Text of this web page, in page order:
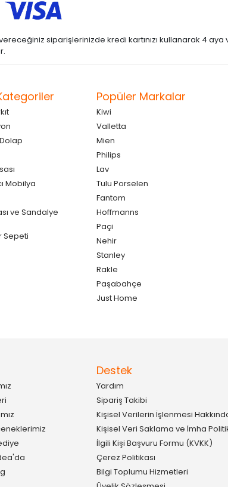
siparişlerinizde kredi kartınızı kullanarak 4 aya
Mobilya
ve Sandalye
Sepeti
Popüler Markalar
Kiwi
Valletta
Mien
Philips
Lav
Tulu Porselen
Fantom
Hoffmanns
Paçi
Nehir
Stanley
Rakle
Paşabahçe
Just Home
Destek
Yardım
Sipariş Takibi
Kişisel Verilerin İşlenmesi
Kişisel Veri Saklama ve İmha
İlgili Kişi Başvuru Formu (KVKK)
Çerez Politikası
Bilgi Toplumu Hizmetleri